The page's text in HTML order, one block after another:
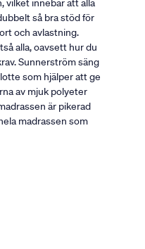
vilket innebär att alla
så bra stöd för
och avlastning.
alla, oavsett hur du
Sunnerström säng
som hjälper att ge
av mjuk polyeter
är pikerad
madrassen som